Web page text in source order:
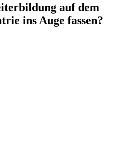
auf dem
ins Auge fassen?